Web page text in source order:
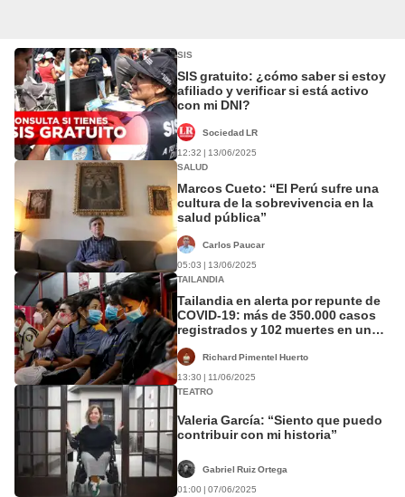
SIS
SIS gratuito: ¿cómo saber si estoy
afiliado y verificar si está activo
con mi DNI?
Sociedad LR
12:32 | 13/06/2025
SALUD
Marcos Cueto: “El Perú sufre una
cultura de la sobrevivencia en la
salud pública”
Carlos Paucar
05:03 | 13/06/2025
TAILANDIA
Tailandia en alerta por repunte de
COVID‑19: más de 350.000 casos
registrados y 102 muertes en un
Richard Pimentel Huerto
13:30 | 11/06/2025
TEATRO
Valeria García: “Siento que puedo
contribuir con mi historia”
Gabriel Ruiz Ortega
01:00 | 07/06/2025